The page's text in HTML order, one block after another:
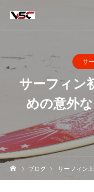
サ
サーフィン
めの意外
ブログ サーフィン